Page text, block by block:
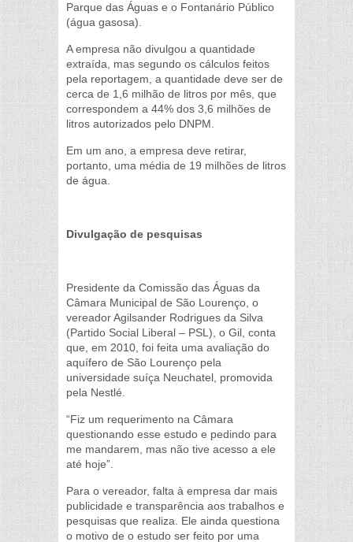
Parque das Águas e o Fontanário Público
(água gasosa).
A empresa não divulgou a quantidade
extraída, mas segundo os cálculos feitos
pela reportagem, a quantidade deve ser de
cerca de 1,6 milhão de litros por mês, que
correspondem a 44% dos 3,6 milhões de
litros autorizados pelo DNPM.
Em um ano, a empresa deve retirar,
portanto, uma média de 19 milhões de litros
de água.
Divulgação de pesquisas
Presidente da Comissão das Águas da
Câmara Municipal de São Lourenço, o
vereador Agilsander Rodrigues da Silva
(Partido Social Liberal – PSL), o Gil, conta
que, em 2010, foi feita uma avaliação do
aquífero de São Lourenço pela
universidade suíça Neuchatel, promovida
pela Nestlé.
“Fiz um requerimento na Câmara
questionando esse estudo e pedindo para
me mandarem, mas não tive acesso a ele
até hoje”.
Para o vereador, falta à empresa dar mais
publicidade e transparência aos trabalhos e
pesquisas que realiza. Ele ainda questiona
o motivo de o estudo ser feito por uma